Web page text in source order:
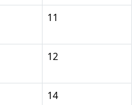
11
12
14